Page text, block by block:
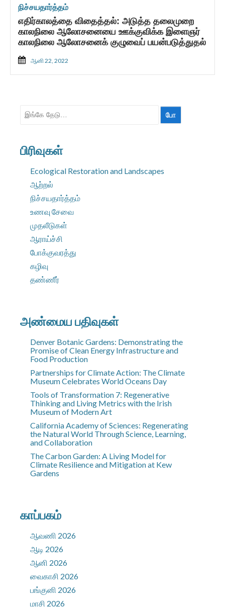
நிச்சயதார்த்தம்
எதிர்காலத்தை விதைத்தல்: அடுத்த தலைமுறை
காலநிலை ஆலோசனையை ஊக்குவிக்க இளைஞர்
காலநிலை ஆலோசனைக் குழுவைப் பயன்படுத்துதல்
ஆனி 22, 2022
தேட:
பிரிவுகள்
Ecological Restoration and Landscapes
ஆற்றல்
நிச்சயதார்த்தம்
உணவு சேவை
முதலீடுகள்
ஆராய்ச்சி
போக்குவரத்து
கழிவு
தண்ணீர்
அண்மைய பதிவுகள்
Denver Botanic Gardens: Demonstrating the
Promise of Clean Energy Infrastructure and
Food Production
Partnerships for Climate Action: The Climate
Museum Celebrates World Oceans Day
Tools of Transformation 7: Regenerative
Thinking and Living Metrics with the Irish
Museum of Modern Art
California Academy of Sciences: Regenerating
the Natural World Through Science, Learning,
and Collaboration
The Carbon Garden: A Living Model for
Climate Resilience and Mitigation at Kew
Gardens
காப்பகம்
ஆவணி 2026
ஆடி 2026
ஆனி 2026
வைகாசி 2026
பங்குனி 2026
மாசி 2026